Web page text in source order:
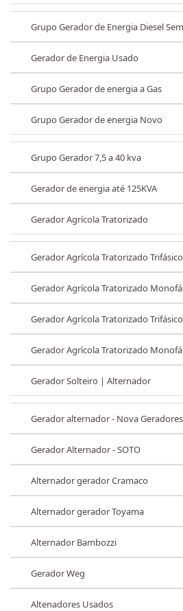
Grupo Gerador de Energia Diesel
Gerador de Energia Usado
Grupo Gerador de energia a Gas
Grupo Gerador de energia Novo
Grupo Gerador 7,5 a 40 kva
Gerador de energia até 125KVA
Gerador Agrícola Tratorizado
Gerador Agrícola Tratorizado
Gerador Agrícola Tratorizado
Gerador Agrícola Tratorizado
Gerador Agrícola Tratorizado
Gerador Solteiro | Alternador
Gerador alternador - Nova Geradores
Gerador Alternador - SOTO
Alternador gerador Cramaco
Alternador gerador Toyama
Alternador Bambozzi
Gerador Weg
Altenadores Usados